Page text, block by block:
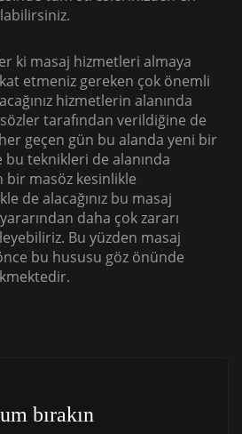
ki masaj hizmetleri almaya
etmeniz gereken çok önemli
hizmetlerin alanında
tarafından verildiğine de
geçen gün bu alanda yeni bir
bu teknikleri de alanında
masöz kesinlikle
de alacağınız bu masaj
daha çok zararı
Bu yüzden masaj
bu hususu göz önünde
bırakın